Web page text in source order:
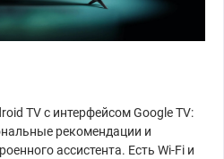
TV с интерфейсом Google TV:
рекомендации и
ассистента. Есть Wi-Fi и